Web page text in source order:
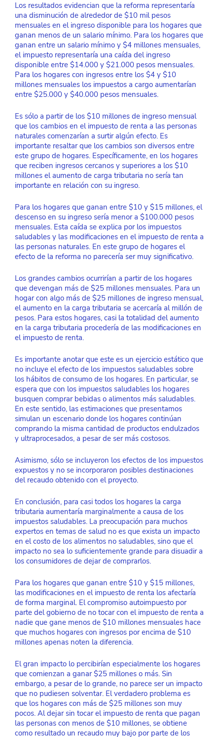
Los resultados evidencian que la reforma representaría
una disminución de alrededor de $10 mil pesos
mensuales en el ingreso disponible para los hogares que
ganan menos de un salario mínimo. Para los hogares que
ganan entre un salario mínimo y $4 millones mensuales,
el impuesto representaría una caída del ingreso
disponible entre $14.000 y $21.000 pesos mensuales.
Para los hogares con ingresos entre los $4 y $10
millones mensuales los impuestos a cargo aumentarían
entre $25.000 y $40.000 pesos mensuales.
Es sólo a partir de los $10 millones de ingreso mensual
que los cambios en el impuesto de renta a las personas
naturales comenzarían a surtir algún efecto. Es
importante resaltar que los cambios son diversos entre
este grupo de hogares. Específicamente, en los hogares
que reciben ingresos cercanos y superiores a los $10
millones el aumento de carga tributaria no sería tan
importante en relación con su ingreso.
Para los hogares que ganan entre $10 y $15 millones, el
descenso en su ingreso sería menor a $100.000 pesos
mensuales. Esta caída se explica por los impuestos
saludables y las modificaciones en el impuesto de renta a
las personas naturales. En este grupo de hogares el
efecto de la reforma no parecería ser muy significativo.
Los grandes cambios ocurrirían a partir de los hogares
que devengan más de $25 millones mensuales. Para un
hogar con algo más de $25 millones de ingreso mensual,
el aumento en la carga tributaria se acercaría al millón de
pesos. Para estos hogares, casi la totalidad del aumento
en la carga tributaria procedería de las modificaciones en
el impuesto de renta.
Es importante anotar que este es un ejercicio estático que
no incluye el efecto de los impuestos saludables sobre
los hábitos de consumo de los hogares. En particular, se
espera que con los impuestos saludables los hogares
busquen comprar bebidas o alimentos más saludables.
En este sentido, las estimaciones que presentamos
simulan un escenario donde los hogares continúan
comprando la misma cantidad de productos endulzados
y ultraprocesados, a pesar de ser más costosos.
Asimismo, sólo se incluyeron los efectos de los impuestos
expuestos y no se incorporaron posibles destinaciones
del recaudo obtenido con el proyecto.
En conclusión, para casi todos los hogares la carga
tributaria aumentaría marginalmente a causa de los
impuestos saludables. La preocupación para muchos
expertos en temas de salud no es que exista un impacto
en el costo de los alimentos no saludables, sino que el
impacto no sea lo suficientemente grande para disuadir a
los consumidores de dejar de comprarlos.
Para los hogares que ganan entre $10 y $15 millones,
las modificaciones en el impuesto de renta los afectaría
de forma marginal. El compromiso autoimpuesto por
parte del gobierno de no tocar con el impuesto de renta a
nadie que gane menos de $10 millones mensuales hace
que muchos hogares con ingresos por encima de $10
millones apenas noten la diferencia.
El gran impacto lo percibirían especialmente los hogares
que comienzan a ganar $25 millones o más. Sin
embargo, a pesar de lo grande, no parece ser un impacto
que no pudiesen solventar. El verdadero problema es
que los hogares con más de $25 millones son muy
pocos. Al dejar sin tocar el impuesto de renta que pagan
las personas con menos de $10 millones, se obtiene
como resultado un recaudo muy bajo por parte de los